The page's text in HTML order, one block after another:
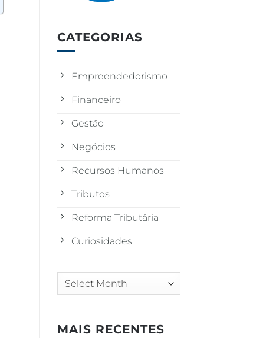
CATEGORIAS
Empreendedorismo
Financeiro
Gestão
Negócios
Recursos Humanos
Tributos
Reforma Tributária
Curiosidades
Arquivos
MAIS RECENTES